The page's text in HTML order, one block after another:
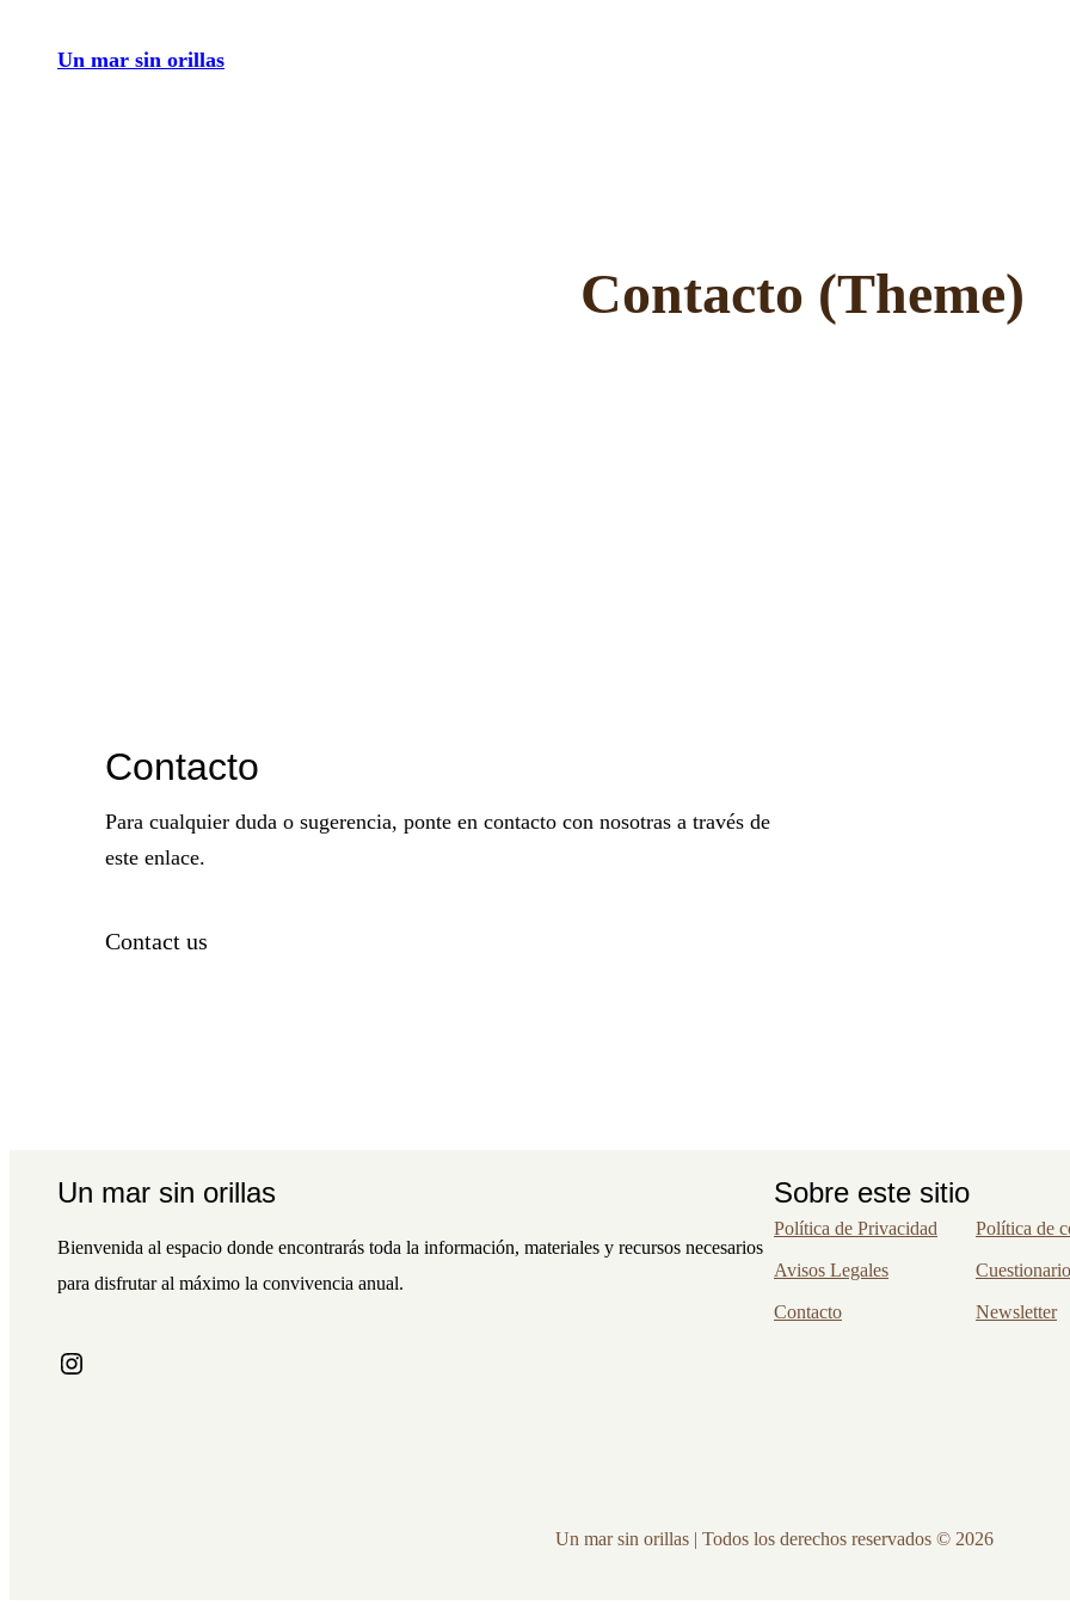
Un mar sin orillas
Contacto (Theme)
Contacto
Para cualquier duda o sugerencia, ponte en contacto con nosotras a través de
este enlace.
Contact us
Un mar sin orillas
Bienvenida al espacio donde encontrarás toda la información, materiales y recursos necesarios
para disfrutar al máximo la convivencia anual.
Instagram
Sobre este sitio
Política de Privacidad
Avisos Legales
Contacto
Política de
Cuestionario
Newsletter
Un mar sin orillas | Todos los derechos reservados © 2026